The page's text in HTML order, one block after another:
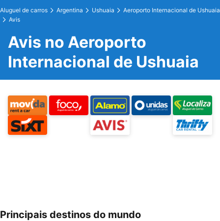
Aluguel de carros Argentina Ushuaia
Aeroporto Internacional de Ushuaia
Avis
Avis no Aeroporto
Internacional de Ushuaia
Principais destinos do mundo